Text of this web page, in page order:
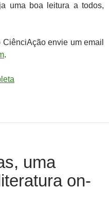
uma boa leitura a todos,
envie um email
.
uma
on-